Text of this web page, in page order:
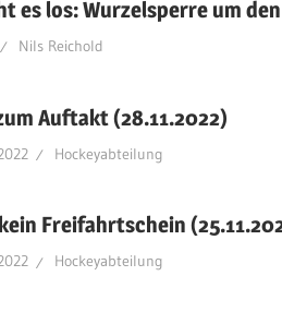
es los: Wurzelsperre um
Nils Reichold
Auftakt (28.11.2022)
Hockeyabteilung
Freifahrtschein
Hockeyabteilung